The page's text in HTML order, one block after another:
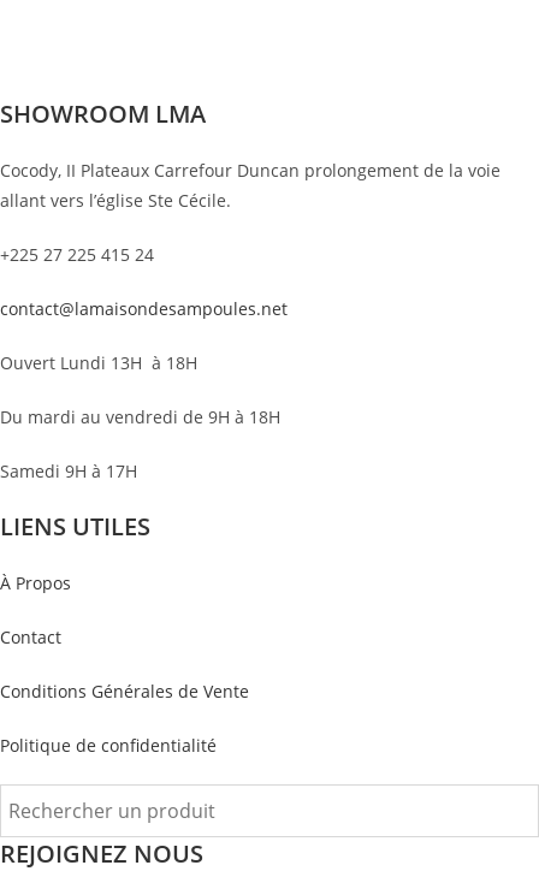
SHOWROOM LMA
Cocody, II Plateaux Carrefour Duncan prolongement de la voie
allant vers l’église Ste Cécile.
+225 27 225 415 24
contact@lamaisondesampoules.net
Ouvert Lundi 13H à 18H
Du mardi au vendredi de 9H à 18H
Samedi 9H à 17H
LIENS UTILES
À Propos
Contact
Conditions Générales de Vente
Politique de confidentialité
REJOIGNEZ NOUS